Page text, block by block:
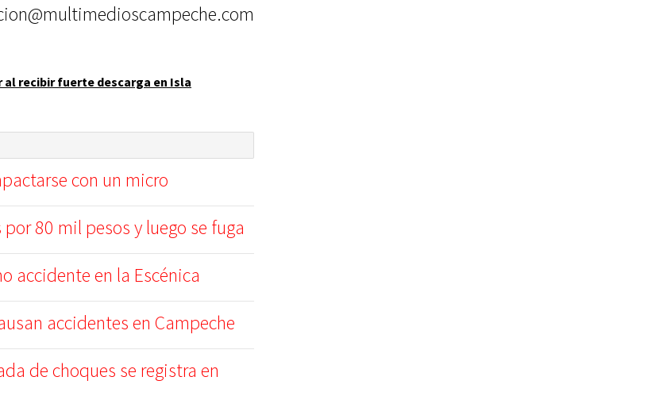
al recibir fuerte descarga en Isla
con un micro
80 mil pesos y luego se fuga
accidente en la Escénica
accidentes en Campeche
de choques se registra en